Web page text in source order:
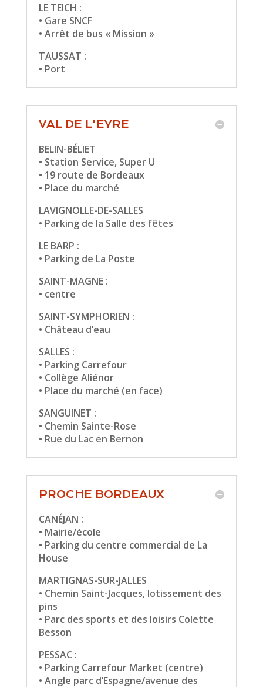
LE TEICH :
• Gare SNCF
• Arrêt de bus « Mission »
TAUSSAT :
• Port
VAL DE L'EYRE
BELIN-BÉLIET
• Station Service, Super U
• 19 route de Bordeaux
• Place du marché
LAVIGNOLLE-DE-SALLES
• Parking de la Salle des fêtes
LE BARP :
• Parking de La Poste
SAINT-MAGNE :
• centre
SAINT-SYMPHORIEN :
• Château d’eau
SALLES :
• Parking Carrefour
• Collège Aliénor
• Place du marché (en face)
SANGUINET :
• Chemin Sainte-Rose
• Rue du Lac en Bernon
PROCHE BORDEAUX
CANÉJAN :
• Mairie/école
• Parking du centre commercial de La
House
MARTIGNAS-SUR-JALLES
• Chemin Saint-Jacques, lotissement des
pins
• Parc des sports et des loisirs Colette
Besson
PESSAC :
• Parking Carrefour Market (centre)
• Angle parc d’Espagne/avenue des